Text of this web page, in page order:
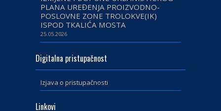
PLANA UREĐENJA PROIZVODNO-
POSLOVNE ZONE TROLOKVE(IK)
ISPOD TKALIĆA MOSTA
25.05.2026
Digitalna pristupačnost
Izjava o pristupačnosti
Linkovi